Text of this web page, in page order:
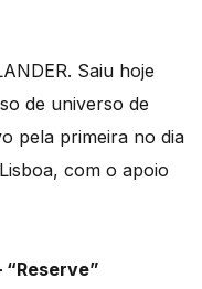
Saiu hoje
de universo de
pela primeira no dia
com o apoio
“Reserve”